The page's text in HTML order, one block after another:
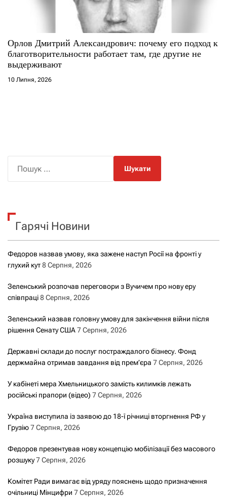
Орлов Дмитрий Александрович: почему его подход к
благотворительности работает там, где другие не
выдерживают
10 Липня, 2026
к
Гарячі Новини
Федоров назвав умову, яка зажене наступ Росії на фронті у
глухий кут8 Серпня, 2026
Зеленський розпочав переговори з Вучичем про нову еру
співпраці8 Серпня, 2026
Зеленський назвав головну умову для закінчення війни після
рішення Сенату США7 Серпня, 2026
Державні склади до послуг постраждалого бізнесу. Фонд
держмайна отримав завдання від прем’єра 7 Серпня, 2026
У кабінеті мера Хмельницького замість килимків лежать
російські прапори (відео) 7 Серпня, 2026
Україна виступила із заявою до 18-ї річниці вторгнення РФ у
Грузію7 Серпня, 2026
Федоров презентував нову концепцію мобілізації без масового
розшуку7 Серпня, 2026
Комітет Ради вимагає від уряду пояснень щодо призначення
очільниці Мінцифри 7 Серпня, 2026